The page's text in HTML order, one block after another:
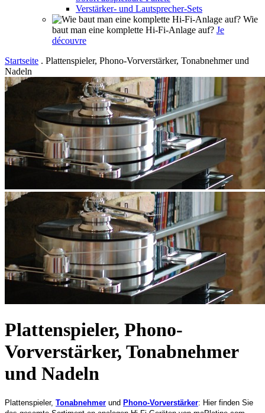
Verstärker- und Lautsprecher-Sets
Wie
baut man eine komplette Hi-Fi-Anlage auf? Je
découvre
Startseite . Plattenspieler, Phono-Vorverstärker, Tonabnehmer und
Nadeln
Plattenspieler, Phono-
Vorverstärker, Tonabnehmer
und Nadeln
Plattenspieler, Tonabnehmer und Phono-Vorverstärker: Hier finden Sie